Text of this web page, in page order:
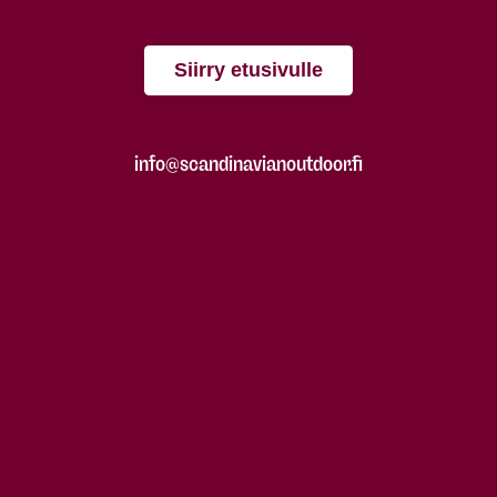
Siirry etusivulle
info@scandinavianoutdoor.fi